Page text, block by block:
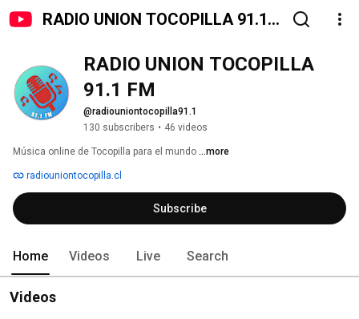
RADIO UNION TOCOPILLA 91.1
RADIO UNION TOCOPILLA
91.1 FM
@radiouniontocopilla91.1
130 subscribers • 46 videos
Música online de Tocopilla para el mundo ...more
radiouniontocopilla.cl
Subscribe
Home Videos Live Search
Videos